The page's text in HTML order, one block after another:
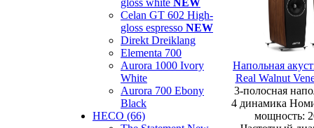
gloss white NEW
Celan GT 602 High-
gloss espresso NEW
Direkt Dreiklang
Elementa 700
Aurora 1000 Ivory
White
Aurora 700 Ebony
Black
HECO (66)
Напольная
Real Walnut
3-полосная
4 динамика
мощность: